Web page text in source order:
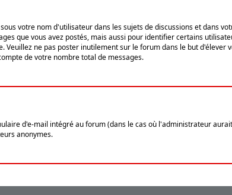
votre nom d'utilisateur dans les sujets de discussions et dans
que vous avez postés, mais aussi pour identifier certains
ne pas poster inutilement sur le forum dans le but d'élever
de votre nombre total de messages.
d'e-mail intégré au forum (dans le cas où l'administrateur
anonymes.